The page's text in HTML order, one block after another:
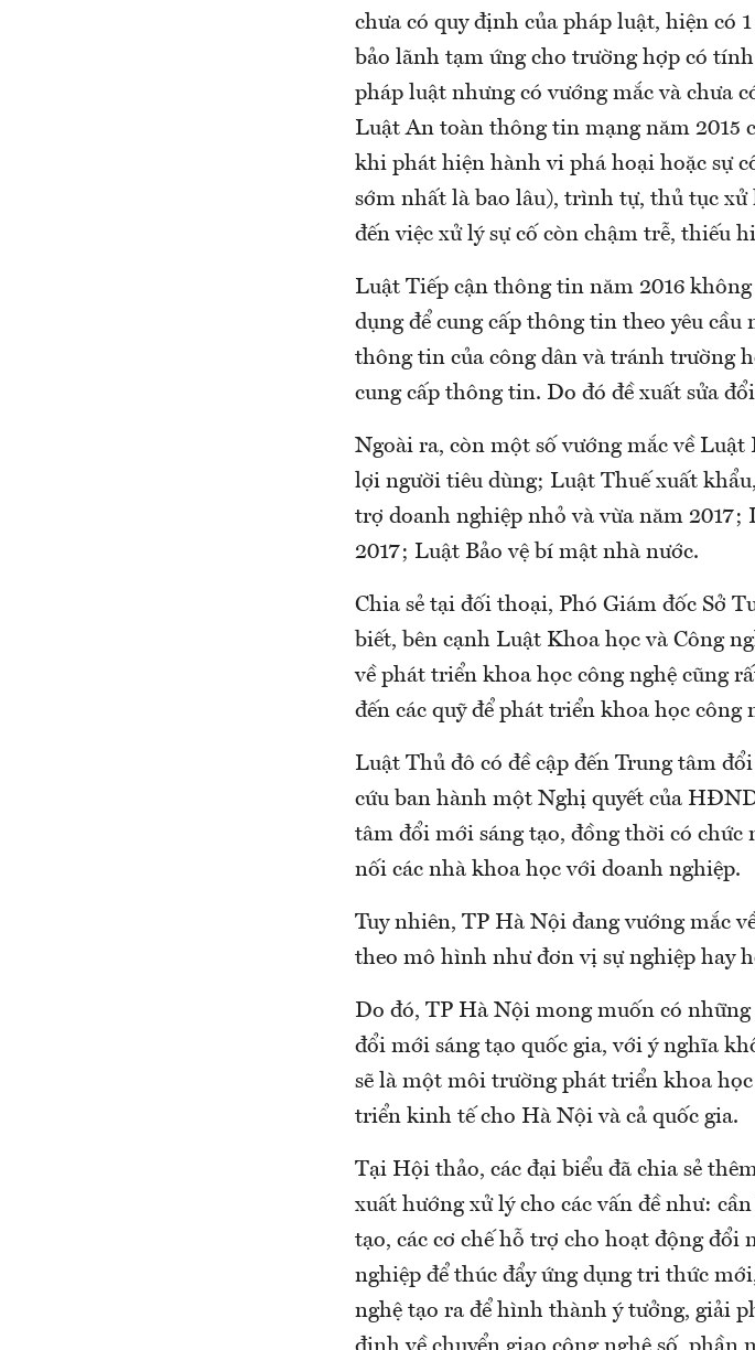
chưa có quy định của pháp luật, hiện có
bảo lãnh tạm ứng cho trường hợp có
pháp luật nhưng có vướng mắc và chưa
Luật An toàn thông tin mạng năm 2015
khi phát hiện hành vi phá hoại hoặc sự
sớm nhất là bao lâu), trình tự, thủ tục
đến việc xử lý sự cố còn chậm trễ, thiếu
Luật Tiếp cận thông tin năm 2016 không
dụng để cung cấp thông tin theo yêu cầu
thông tin của công dân và tránh trường
cung cấp thông tin. Do đó đề xuất sửa
Ngoài ra, còn một số vướng mắc về Luật
lợi người tiêu dùng; Luật Thuế xuất
trợ doanh nghiệp nhỏ và vừa năm 2017;
2017; Luật Bảo vệ bí mật nhà nước.
Chia sẻ tại đối thoại, Phó Giám đốc Sở
biết, bên cạnh Luật Khoa học và Công
về phát triển khoa học công nghệ cũng
đến các quỹ để phát triển khoa học
Luật Thủ đô có đề cập đến Trung tâm
cứu ban hành một Nghị quyết của
tâm đổi mới sáng tạo, đồng thời có chức
nối các nhà khoa học với doanh nghiệp.
Tuy nhiên, TP Hà Nội đang vướng mắc
theo mô hình như đơn vị sự nghiệp hay
Do đó, TP Hà Nội mong muốn có
đổi mới sáng tạo quốc gia, với ý nghĩa
sẽ là một môi trường phát triển khoa
triển kinh tế cho Hà Nội và cả quốc gia.
Tại Hội thảo, các đại biểu đã chia sẻ
xuất hướng xử lý cho các vấn đề như:
tạo, các cơ chế hỗ trợ cho hoạt động đổi
nghiệp để thúc đẩy ứng dụng tri thức
nghệ tạo ra để hình thành ý tưởng, giải